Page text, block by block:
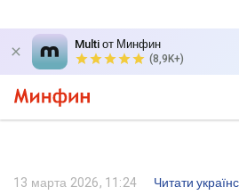
Multi от Минфин
(8,9K+)
13 марта 2026, 11:24 Читати